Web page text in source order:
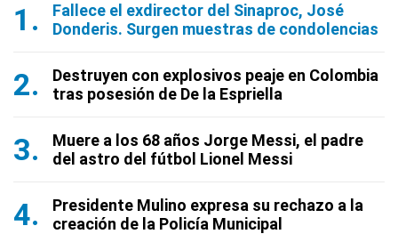
Fallece el exdirector del Sinaproc, José
Donderis. Surgen muestras de condolencias
Destruyen con explosivos peaje en Colombia
tras posesión de De la Espriella
Muere a los 68 años Jorge Messi, el padre
del astro del fútbol Lionel Messi
Presidente Mulino expresa su rechazo a la
creación de la Policía Municipal